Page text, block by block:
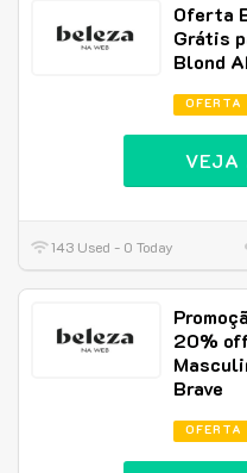
Oferta
Grátis
Blond
OFERTA
VEJA
143 Used - 0 Today
20%
Brave
OFERTA